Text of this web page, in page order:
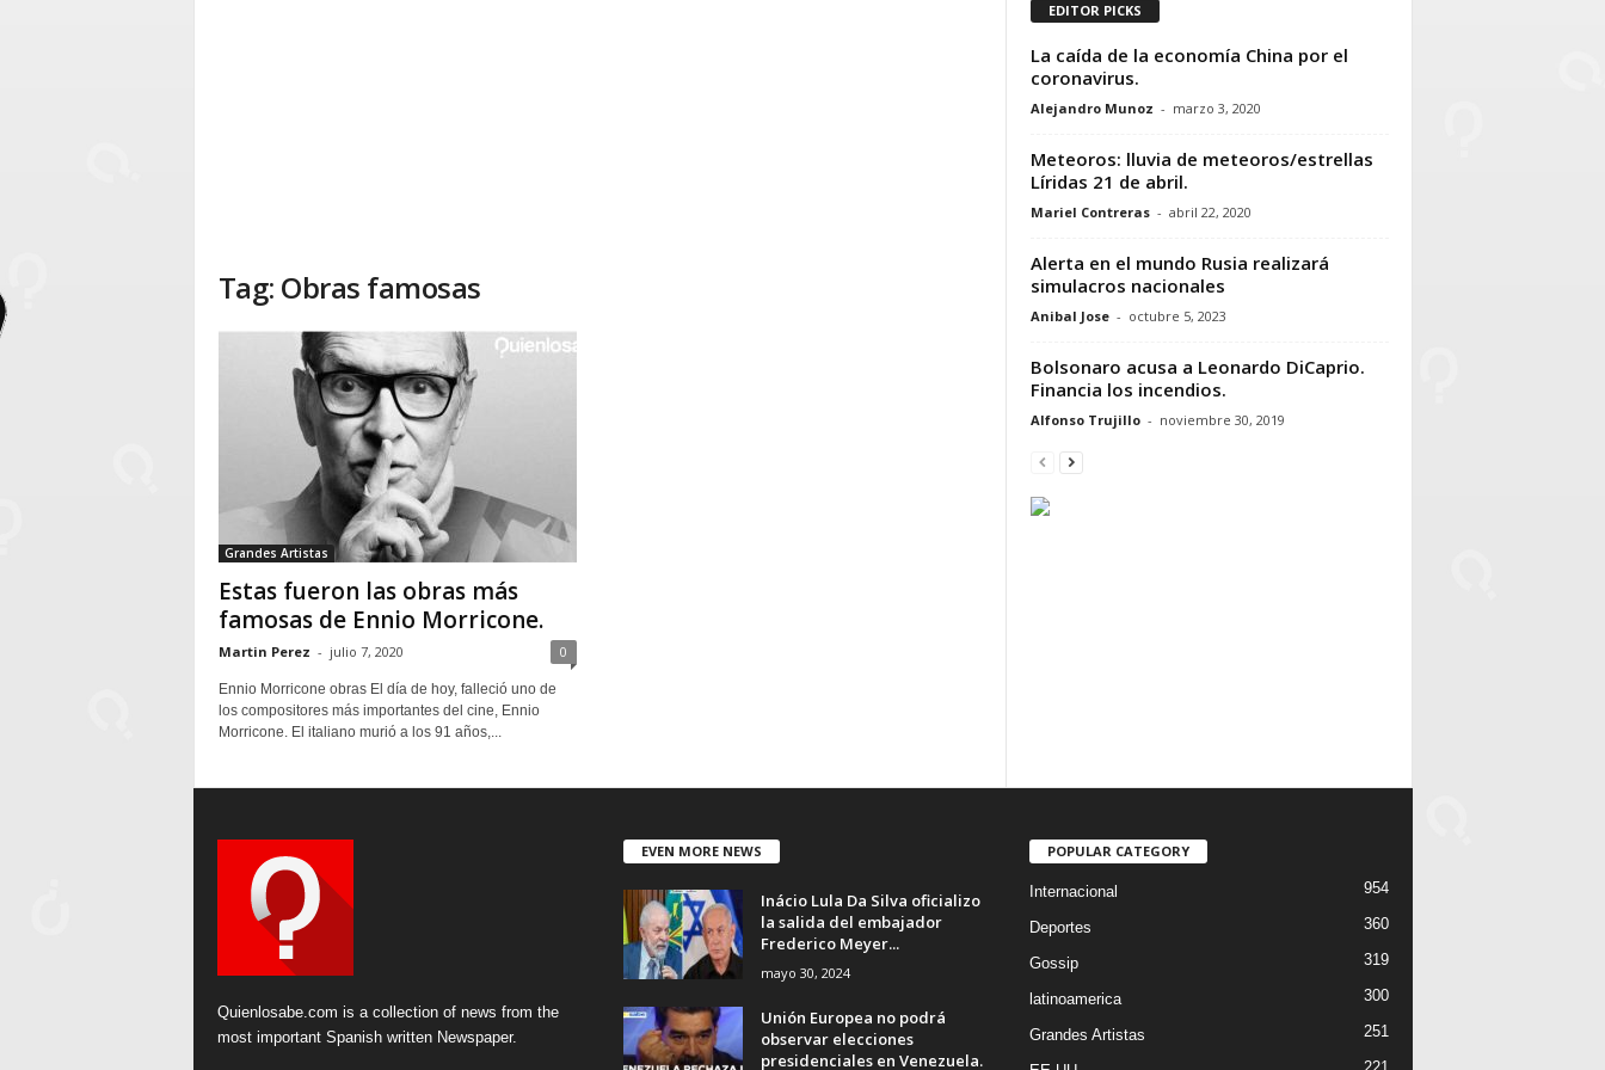
Tag: Obras famosas
Grandes Artistas
Estas fueron las obras más
famosas de Ennio Morricone.
Martin Perez - julio 7, 2020 0
Ennio Morricone obras El día de hoy, falleció uno de
los compositores más importantes del cine, Ennio
Morricone. El italiano murió a los 91 años,...
EDITOR PICKS
La caída de la economía China por el
coronavirus.
Alejandro Munoz - marzo 3, 2020
Meteoros: lluvia de meteoros/estrellas
Líridas 21 de abril.
Mariel Contreras - abril 22, 2020
Alerta en el mundo Rusia realizará
simulacros nacionales
Anibal Jose - octubre 5, 2023
Bolsonaro acusa a Leonardo DiCaprio.
Financia los incendios.
Alfonso Trujillo - noviembre 30, 2019
Quienlosabe.com is a collection of news from the
most important Spanish written Newspaper.
EVEN MORE NEWS
Inácio Lula Da Silva oficializo
la salida del embajador
Frederico Meyer...
mayo 30, 2024
Unión Europea no podrá
observar elecciones
presidenciales en Venezuela.
POPULAR CATEGORY
Internacional 954
Deportes 360
Gossip 319
latinoamerica 300
Grandes Artistas 251